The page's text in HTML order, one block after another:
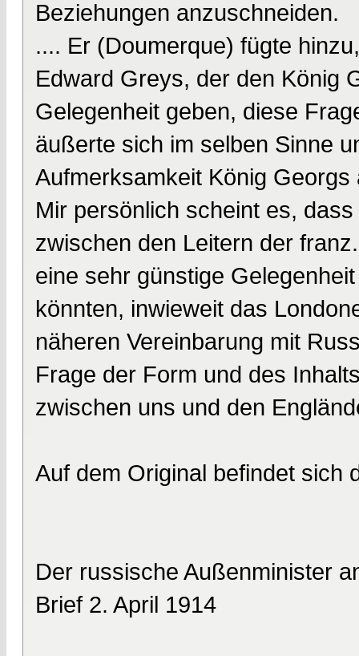
Beziehungen anzuschneiden.
.... Er (Doumerque) fügte
Edward Greys, der den König
Gelegenheit geben, diese
äußerte sich im selben Sinne
Aufmerksamkeit König
Mir persönlich scheint es,
zwischen den Leitern der
eine sehr günstige
könnten, inwieweit das
näheren Vereinbarung mit
Frage der Form und des
zwischen uns und den
Auf dem Original befindet sich
Der russische Außenminister
Brief 2. April 1914